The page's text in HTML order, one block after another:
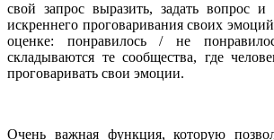
свой запрос выразить, задать вопрос
искреннего проговаривания своих
оценке: понравилось / не
складываются те сообщества, где
проговаривать свои эмоции.
Очень важная функция, которую